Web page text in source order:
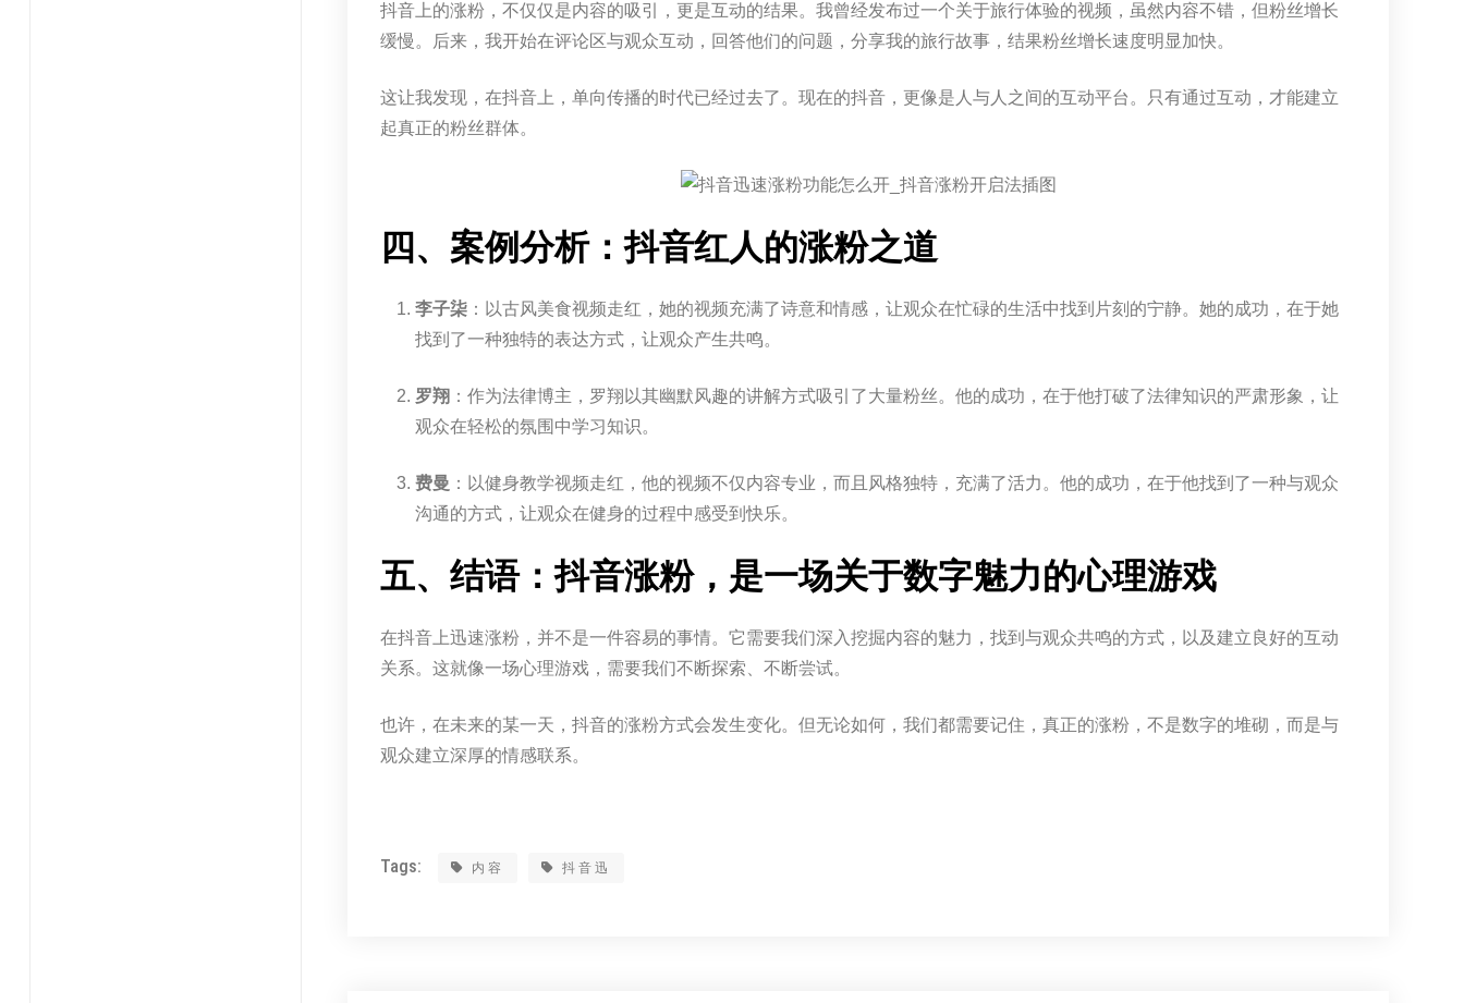
抖音上的涨粉，不仅仅是内容的吸引，更是互动的结果。我曾经发布过一个关于旅行体验的视频，虽然内容不错，但粉丝增长
缓慢。后来，我开始在评论区与观众互动，回答他们的问题，分享我的旅行故事，结果粉丝增长速度明显加快。
这让我发现，在抖音上，单向传播的时代已经过去了。现在的抖音，更像是人与人之间的互动平台。只有通过互动，才能建立
起真正的粉丝群体。
四、案例分析：抖音红人的涨粉之道
李子柒 ：以古风美食视频走红，她的视频充满了诗意和情感，让观众在忙碌的生活中找到片刻的宁静。她的成功，在于她
找到了一种独特的表达方式，让观众产生共鸣。
罗翔 ：作为法律博主，罗翔以其幽默风趣的讲解方式吸引了大量粉丝。他的成功，在于他打破了法律知识的严肃形象，让
观众在轻松的氛围中学习知识。
费曼 ：以健身教学视频走红，他的视频不仅内容专业，而且风格独特，充满了活力。他的成功，在于他找到了一种与观众
沟通的方式，让观众在健身的过程中感受到快乐。
五、结语：抖音涨粉，是一场关于数字魅力的心理游戏
在抖音上迅速涨粉，并不是一件容易的事情。它需要我们深入挖掘内容的魅力，找到与观众共鸣的方式，以及建立良好的互动
关系。这就像一场心理游戏，需要我们不断探索、不断尝试。
也许，在未来的某一天，抖音的涨粉方式会发生变化。但无论如何，我们都需要记住，真正的涨粉，不是数字的堆砌，而是与
观众建立深厚的情感联系。
Tags: 内容 抖音迅